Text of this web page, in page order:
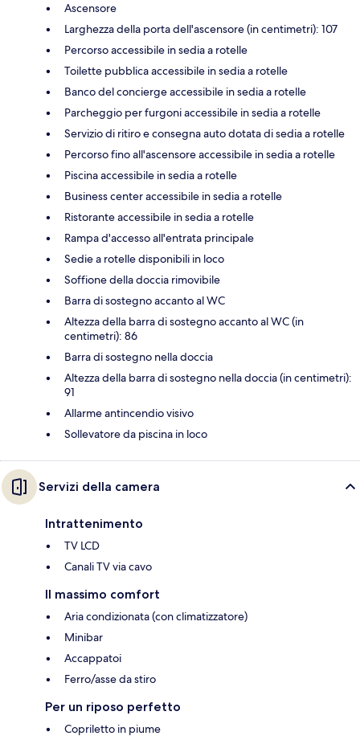
Ascensore
Larghezza della porta dell'ascensore (in centimetri): 107
Percorso accessibile in sedia a rotelle
Toilette pubblica accessibile in sedia a rotelle
Banco del concierge accessibile in sedia a rotelle
Parcheggio per furgoni accessibile in sedia a rotelle
Servizio di ritiro e consegna auto dotata di sedia a rotelle
Percorso fino all'ascensore accessibile in sedia a rotelle
Piscina accessibile in sedia a rotelle
Business center accessibile in sedia a rotelle
Ristorante accessibile in sedia a rotelle
Rampa d'accesso all'entrata principale
Sedie a rotelle disponibili in loco
Soffione della doccia rimovibile
Barra di sostegno accanto al WC
Altezza della barra di sostegno accanto al WC (in
centimetri): 86
Barra di sostegno nella doccia
Altezza della barra di sostegno nella doccia (in centimetri):
91
Allarme antincendio visivo
Sollevatore da piscina in loco
Servizi della camera
Intrattenimento
TV LCD
Canali TV via cavo
Il massimo comfort
Aria condizionata (con climatizzatore)
Minibar
Accappatoi
Ferro/asse da stiro
Per un riposo perfetto
Copriletto in piume